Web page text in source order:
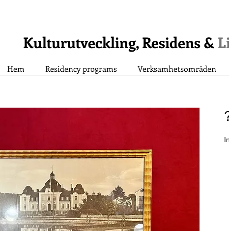
Kulturutveckling, Residens &
Hem Residency programs Verksamhetsområden